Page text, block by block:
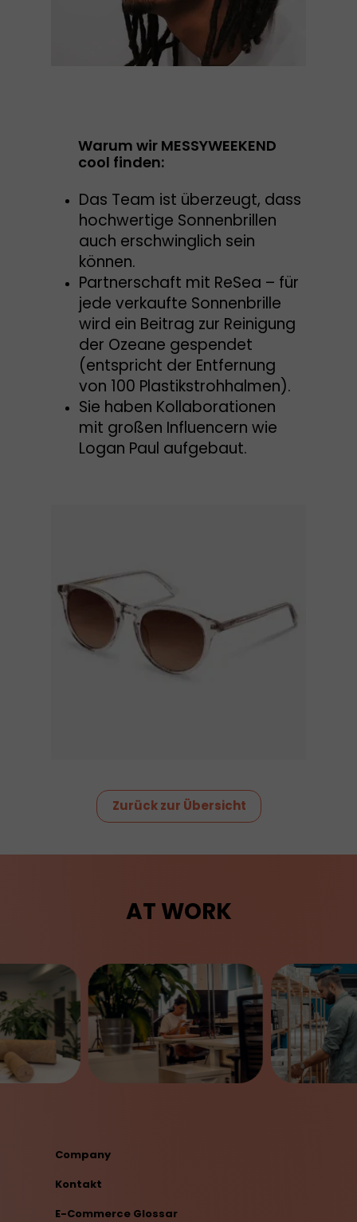
Zurück zur Übersicht
Warum wir MESSYWEEKEND
cool finden:
Das Team ist überzeugt, dass
hochwertige Sonnenbrillen
auch erschwinglich sein
können.
Partnerschaft mit ReSea – für
jede verkaufte Sonnenbrille
wird ein Beitrag zur Reinigung
der Ozeane gespendet
(entspricht der Entfernung
von 100 Plastikstrohhalmen).
Sie haben Kollaborationen
mit großen Influencern wie
Logan Paul aufgebaut.
Company
Kontakt
E-Commerce Glossar
AT WORK